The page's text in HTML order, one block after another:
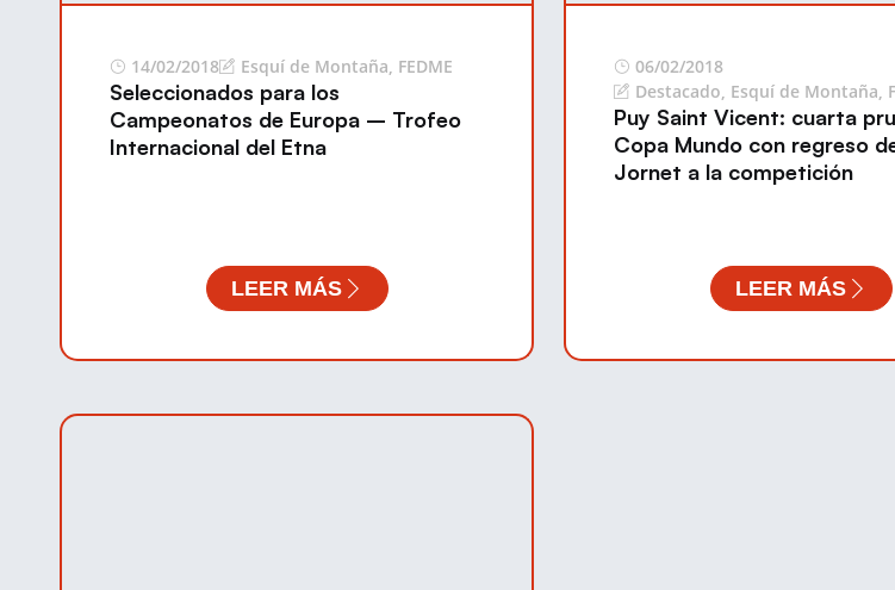
14/02/2018 Esquí de Montaña, FEDME
Seleccionados para los
Campeonatos de Europa – Trofeo
Internacional del Etna
LEER MÁS
06/02/2018
Destacado, Esquí de Montaña,
Puy Saint Vicent: cuarta
Copa Mundo con regreso
Jornet a la competición
LEER MÁS